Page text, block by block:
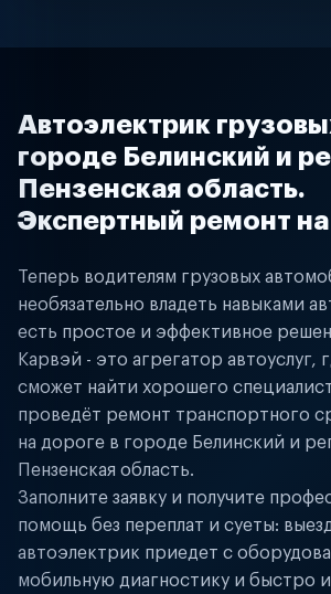
Автоэлектрик
городе Белинский и
Пензенская область.
Экспертный ремонт
Теперь водителям грузовых
необязательно владеть навыками
есть простое и эффективное
Карвэй - это агрегатор автоуслуг,
сможет найти хорошего
проведёт ремонт транспортного
на дороге в городе Белинский и
Пензенская область.
Заполните заявку и получите
помощь без переплат и суеты:
автоэлектрик приедет с
мобильную диагностику и быстро